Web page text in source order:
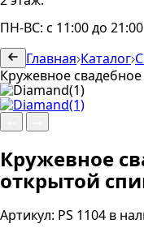
ПН-ВС: с 11:00 до 21:00
Главная Каталог
Кружевное
Кружевное
открытой
Артикул: PS 1104 в